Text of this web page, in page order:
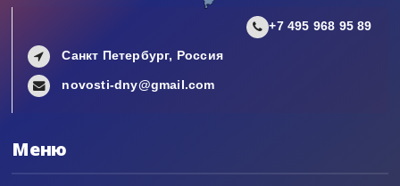
+7 495 968 95 89
Санкт Петербург, Россия
novosti-dny@gmail.com
Меню